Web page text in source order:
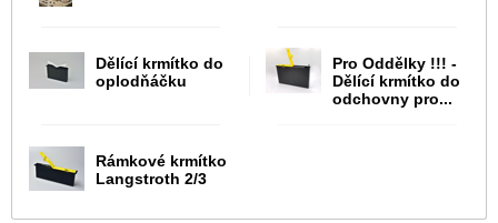
Dělící krmítko do
oplodňáčku
Pro Oddělky !!! -
Dělící krmítko do
odchovny pro...
Rámkové krmítko
Langstroth 2/3